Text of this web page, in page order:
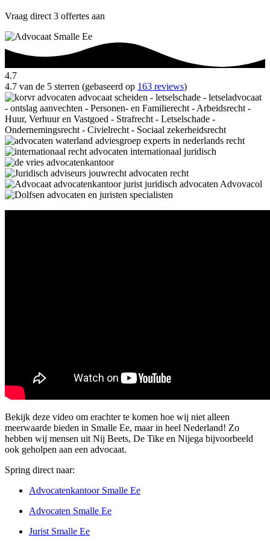
Vraag direct 3 offertes aan
4.7
4.7 van de 5 sterren (gebaseerd op 163 reviews)
Bekijk deze video om erachter te komen hoe wij niet alleen
meerwaarde bieden in Smalle Ee, maar in heel Nederland! Zo
hebben wij mensen uit Nij Beets, De Tike en Nijega bijvoorbeeld
ook geholpen aan een advocaat.
Spring direct naar:
Advocatenkantoor Smalle Ee
Advocaten Smalle Ee
Jurist Smalle Ee